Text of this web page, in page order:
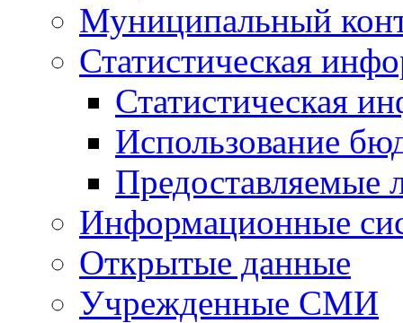
Муниципальный
Статистическая
Статистическая
Использование
Предоставляемые
Информационные
Открытые данные
Учрежденные СМИ